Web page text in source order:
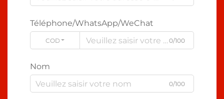
Téléphone/WhatsApp/WeChat
CODE 0/100
Nom
0/100